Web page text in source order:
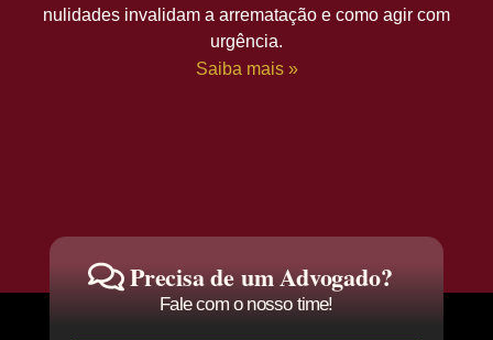
nulidades invalidam a arrematação e como agir com
urgência.
Saiba mais »
Precisa de um Advogado?
Fale com o nosso time!